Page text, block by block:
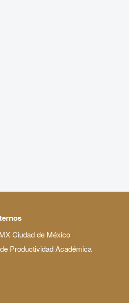
Ciudad de México
Productividad Académica